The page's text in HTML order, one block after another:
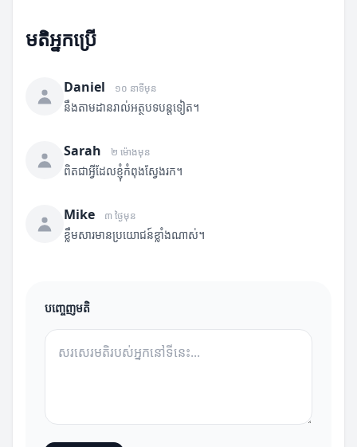
មតិអ្នកប្រើ
Daniel ១០ នាទីមុន
នឹងតាមដានរាល់អត្ថបទបន្តទៀត។
Sarah ២ ម៉ោងមុន
ពិតជាអ្វីដែលខ្ញុំកំពុងស្វែងរក។
Mike ៣ ថ្ងៃមុន
ខ្លឹមសារមានប្រយោជន៍ខ្លាំងណាស់។
បញ្ចេញមតិ